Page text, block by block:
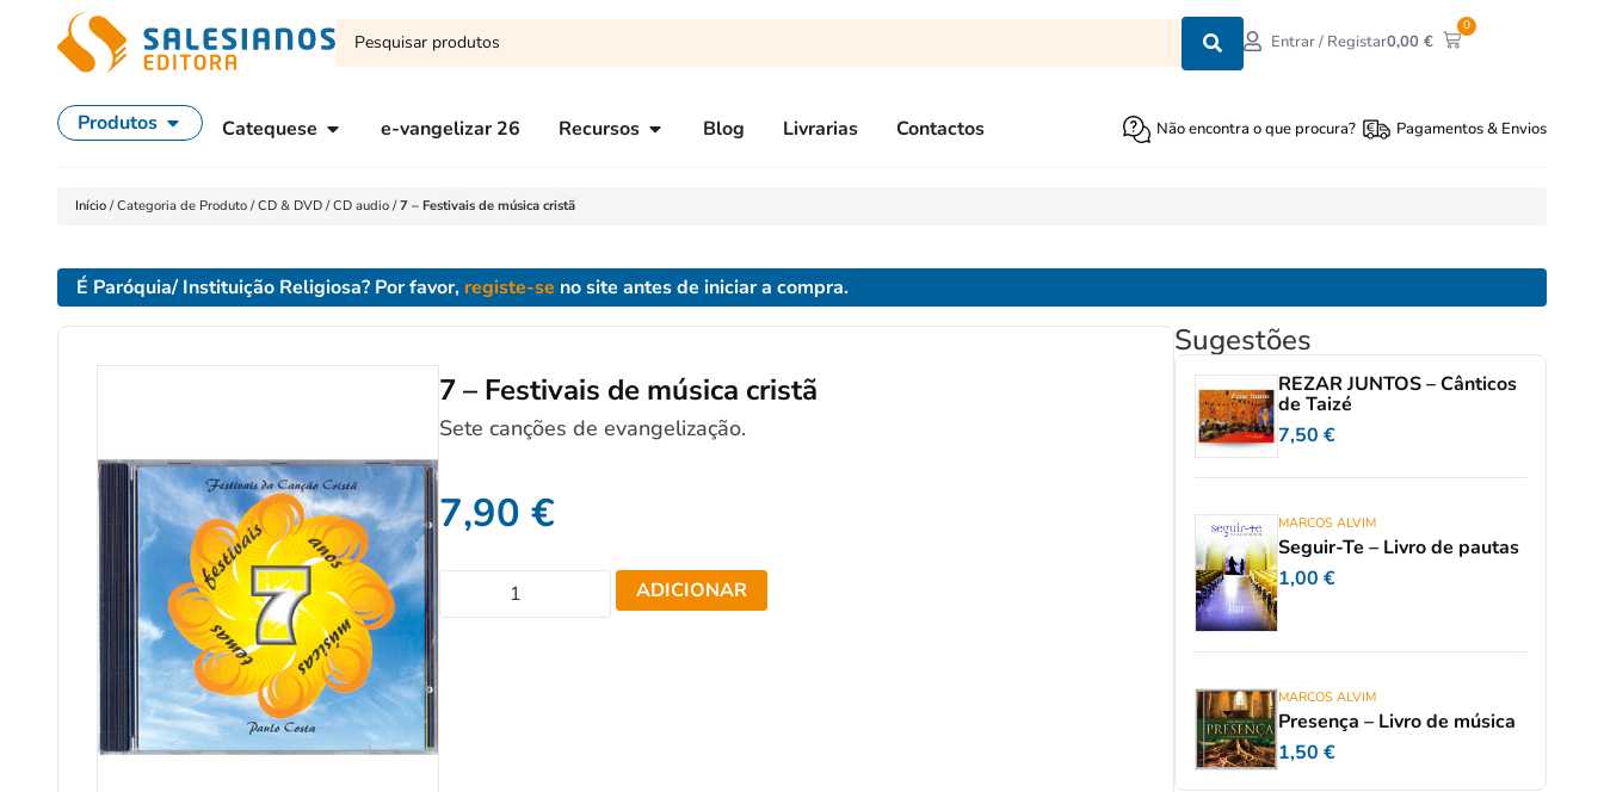
Entrar / Registar0,00€
0
Produtos Catequese e-vangelizar 26 Recursos Blog Livrarias Contactos Não encontra o que procura? Pagamentos & Envios
Início /Categoria de Produto /CD & DVD /CD audio /7 – Festivais de música cristã
É Paróquia/ Instituição Religiosa? Por favor, registe-se no site antes de iniciar a compra.
7 – Festivais de música cristã
Sete canções de evangelização.
7,90€
ADICIONAR
Sugestões
REZAR JUNTOS – Cânticos
de Taizé
7,50 €
MARCOS ALVIM
Seguir-Te – Livro de pautas
1,00 €
MARCOS ALVIM
Presença – Livro de música
1,50 €